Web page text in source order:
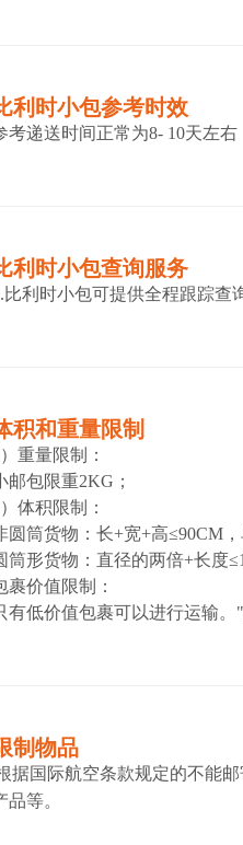
利时小包参考时效
考递送时间正常为8- 10天左右
利时小包查询服务
比利时小包可提供全程跟踪查
积和重量限制
重量限制：
邮包限重2KG；
体积限制：
圆筒货物：长+宽+高≤90CM
筒形货物：直径的两倍+长度
裹价值限制：
有低价值包裹可以进行运输
制物品
据国际航空条款规定的不能
品等。